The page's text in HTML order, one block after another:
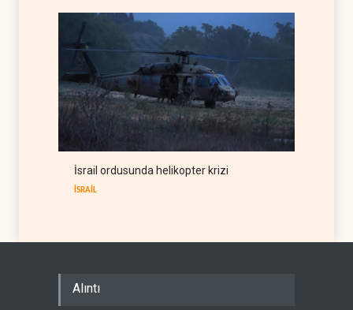
İsrail ordusunda helikopter krizi
İSRAİL
Alıntı